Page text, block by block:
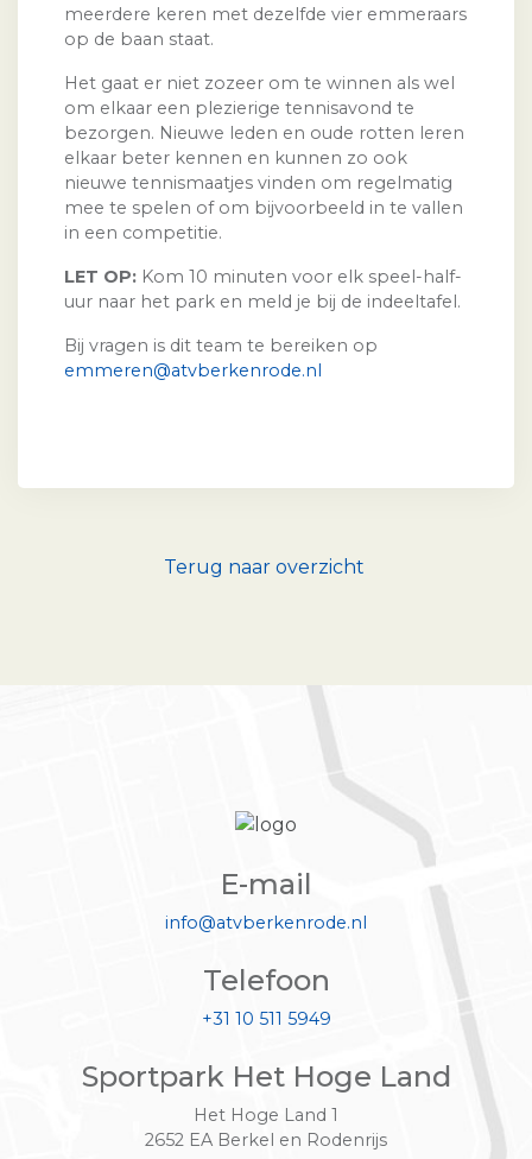
meerdere keren met dezelfde vier emmeraars
op de baan staat.
Het gaat er niet zozeer om te winnen als wel
om elkaar een plezierige tennisavond te
bezorgen. Nieuwe leden en oude rotten leren
elkaar beter kennen en kunnen zo ook
nieuwe tennismaatjes vinden om regelmatig
mee te spelen of om bijvoorbeeld in te vallen
in een competitie.
LET OP: Kom 10 minuten voor elk speel-half-
uur naar het park en meld je bij de indeeltafel.
Bij vragen is dit team te bereiken op
emmeren@atvberkenrode.nl
Terug naar overzicht
E-mail
info@atvberkenrode.nl
Telefoon
+31 10 511 5949
Sportpark Het Hoge Land
Het Hoge Land 1
2652 EA Berkel en Rodenrijs